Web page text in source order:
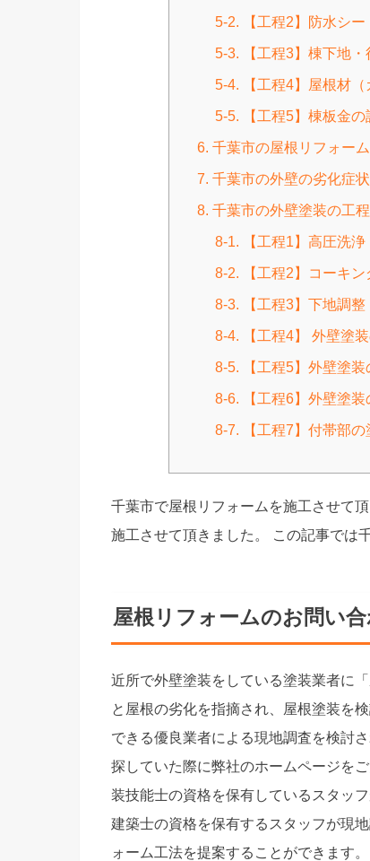
5-2. 【工程2】防水シ
5-3. 【工程3】棟下地・
5-4. 【工程4】屋根材
5-5. 【工程5】棟板金の
6. 千葉市の屋根リフォー
7. 千葉市の外壁の劣化症
8. 千葉市の外壁塗装の工
8-1. 【工程1】高圧洗浄
8-2. 【工程2】コーキン
8-3. 【工程3】下地調整
8-4. 【工程4】 外壁塗
8-5. 【工程5】外壁塗装
8-6. 【工程6】外壁塗装
8-7. 【工程7】付帯部の
千葉市で屋根リフォームを施工させて
施工させて頂きました。 この記事では
屋根リフォームのお問い合
近所で外壁塗装をしている塗装業者に
と屋根の劣化を指摘され、屋根塗装を
できる優良業者による現地調査を検討
探していた際に弊社のホームページを
装技能士の資格を保有しているスタッ
建築士の資格を保有するスタッフが現
ォーム工法を提案することができます